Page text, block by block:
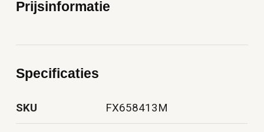
Prijsinformatie
Specificaties
SKU FX658413M